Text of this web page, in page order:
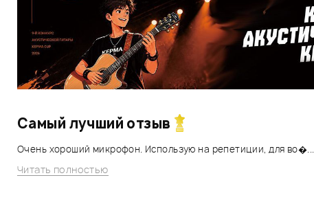
Самый лучший отзыв
Очень хороший микрофон. Использую на репетиции, для во�...
Читать полностью